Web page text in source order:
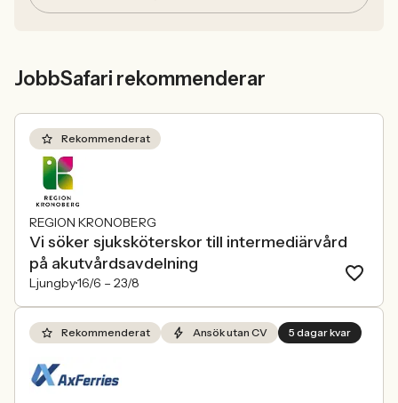
JobbSafari rekommenderar
Rekommenderat
REGION KRONOBERG
Vi söker sjuksköterskor till intermediärvård
på akutvårdsavdelning
Ljungby16/6 – 23/8
Rekommenderat Ansök utan CV 5 dagar kvar